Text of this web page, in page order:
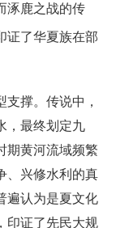
涿鹿之战的传
证了华夏族在部
撑。传说中，
，最终划定九
期黄河流域频繁
、兴修水利的真
遍认为是夏文化
印证了先民大规